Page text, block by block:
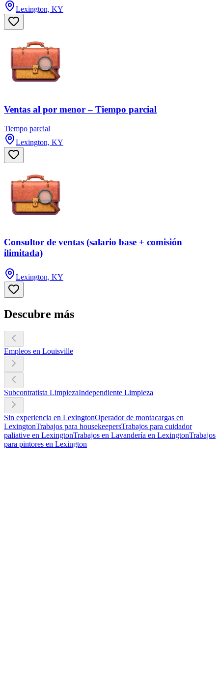
Lexington, KY
Ventas al por menor – Tiempo parcial
Tiempo parcial
Lexington, KY
Consultor de ventas (salario base + comisión
ilimitada)
Lexington, KY
Descubre más
Empleos en Louisville
Subcontratista LimpiezaIndependiente Limpieza
Sin experiencia en LexingtonOperador de montacargas en
LexingtonTrabajos para housekeepersTrabajos para cuidador
paliative en LexingtonTrabajos en Lavandería en LexingtonTrabajos
para pintores en Lexington